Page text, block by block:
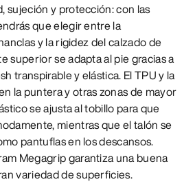
sujeción y protección: con las
que elegir entre la
y la rigidez del calzado de
superior se adapta al pie gracias a
transpirable y elástica. El TPU y la
la puntera y otras zonas de mayor
se ajusta al tobillo para que
mientras que el talón se
pantuflas en los descansos.
Megagrip garantiza una buena
variedad de superficies.